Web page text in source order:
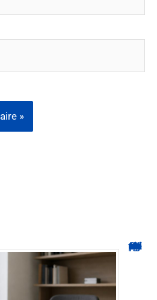
Hyperplanning INSA CVL : comment suivre votre planning ?